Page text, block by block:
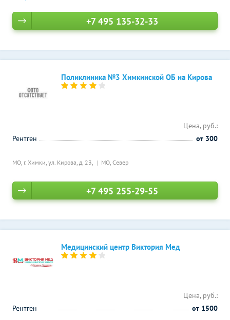
+7 495 135-32-33
Поликлиника №3 Химкинской ОБ на Кирова
МО, г. Химки, ул. Кирова, д. 23, МО, Север
Цена, руб.:
Рентген
от 300
+7 495 255-29-55
Медицинский центр Виктория Мед
Цена, руб.:
Рентген
от 1500